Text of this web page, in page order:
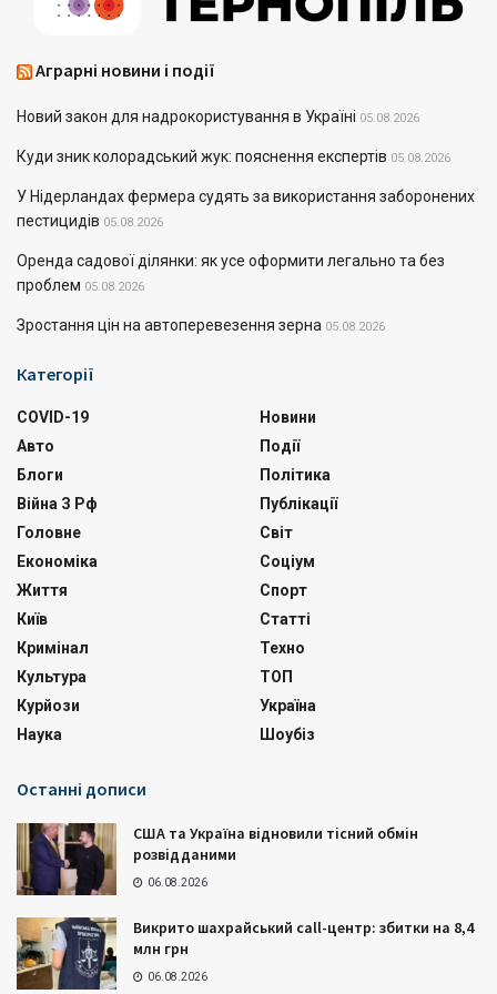
Аграрні новини і події
Новий закон для надрокористування в Україні 05.08.2026
Куди зник колорадський жук: пояснення експертів 05.08.2026
У Нідерландах фермера судять за використання заборонених
пестицидів 05.08.2026
Оренда садової ділянки: як усе оформити легально та без
проблем 05.08.2026
Зростання цін на автоперевезення зерна 05.08.2026
Категорії
COVID-19
Авто
Блоги
Війна З Рф
Головне
Економіка
Життя
Київ
Кримінал
Культура
Курйози
Наука
Новини
Події
Політика
Публікації
Світ
Соціум
Спорт
Статті
Техно
ТОП
Україна
Шоубіз
Останні дописи
США та Україна відновили тісний обмін
розвідданими
06.08.2026
Викрито шахрайський call-центр: збитки на 8,4
млн грн
06.08.2026